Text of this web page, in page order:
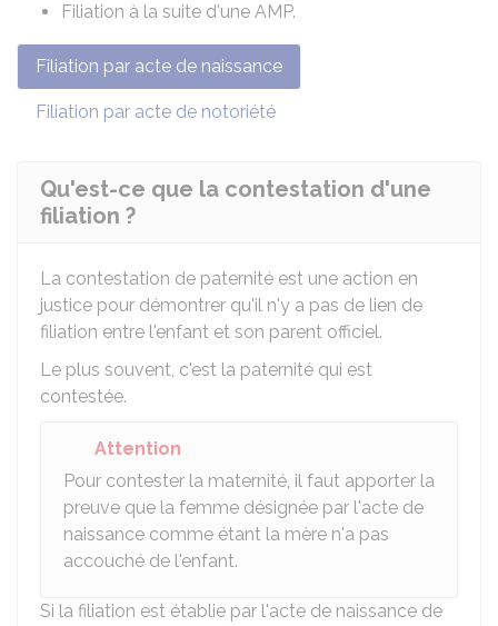
Filiation à la suite d'une AMP.
Filiation par acte de naissance
Filiation par acte de notoriété
Qu'est-ce que la contestation d'une
filiation ?
La contestation de paternité est une action en
justice pour démontrer qu'il n'y a pas de lien de
filiation entre l'enfant et son parent officiel.
Le plus souvent, c'est la paternité qui est
contestée.
Attention
Pour contester la maternité, il faut apporter la
preuve que la femme désignée par l'acte de
naissance comme étant la mère n'a pas
accouché de l'enfant.
Si la filiation est établie par l'acte de naissance de